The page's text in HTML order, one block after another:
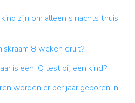
zijn om alleen s nachts thuis
8 weken eruit?
is een IQ test bij een kind?
worden er per jaar geboren in